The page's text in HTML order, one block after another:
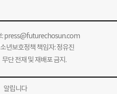
press@futurechosun.com
보호정책 책임자: 정유진
전재 및 재배포 금지.
알립니다